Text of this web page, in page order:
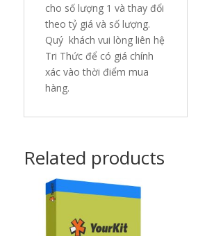
cho số lượng 1 và thay đổi
theo tỷ giá và số lượng.
Quý khách vui lòng liên hệ
Tri Thức để có giá chính
xác vào thời điểm mua
hàng.
Related products